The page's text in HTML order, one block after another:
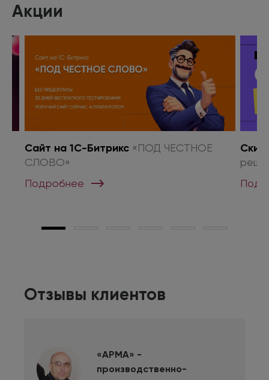
Акции
Сайт на 1С-Битрикс«ПОД ЧЕСТНОЕ
СЛОВО»
Подробнее
Отзывы клиентов
«АРМА» -
производственно-